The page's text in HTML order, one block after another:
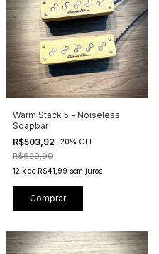
Warm Stack 5 - Noiseless
Soapbar
R$503,92 -20% OFF
R$629,90
12 x de R$41,99 sem juros
Comprar